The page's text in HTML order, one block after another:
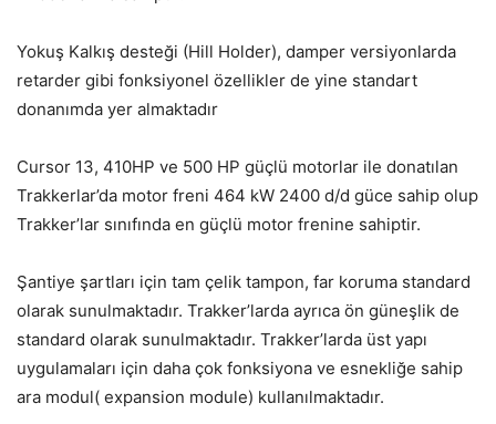
Yokuş Kalkış desteği (Hill Holder), damper versiyonlarda
retarder gibi fonksiyonel özellikler de yine standart
donanımda yer almaktadır
Cursor 13, 410HP ve 500 HP güçlü motorlar ile donatılan
Trakkerlar’da motor freni 464 kW 2400 d/d güce sahip olup
Trakker’lar sınıfında en güçlü motor frenine sahiptir.
Şantiye şartları için tam çelik tampon, far koruma standard
olarak sunulmaktadır. Trakker’larda ayrıca ön güneşlik de
standard olarak sunulmaktadır. Trakker’larda üst yapı
uygulamaları için daha çok fonksiyona ve esnekliğe sahip
ara modul( expansion module) kullanılmaktadır.